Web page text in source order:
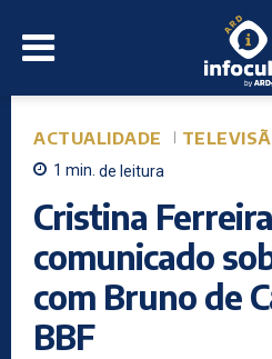
ACTUALIDADE
1 min. de leitura
Cristina
comunicado
com Bruno de
BBF